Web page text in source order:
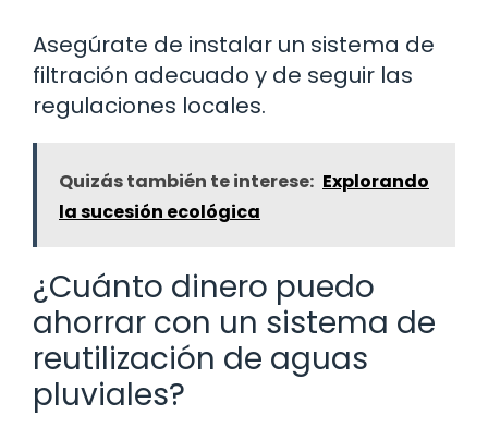
Asegúrate de instalar un sistema de
filtración adecuado y de seguir las
regulaciones locales.
Quizás también te interese: Explorando
la sucesión ecológica
¿Cuánto dinero puedo
ahorrar con un sistema de
reutilización de aguas
pluviales?